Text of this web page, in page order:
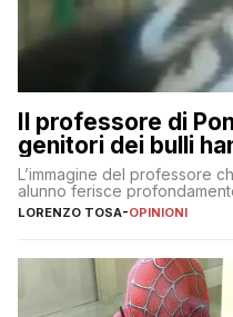
Il professore di
genitori dei bulli
L’immagine del professore
alunno ferisce
LORENZO TOSA-OPINIONI